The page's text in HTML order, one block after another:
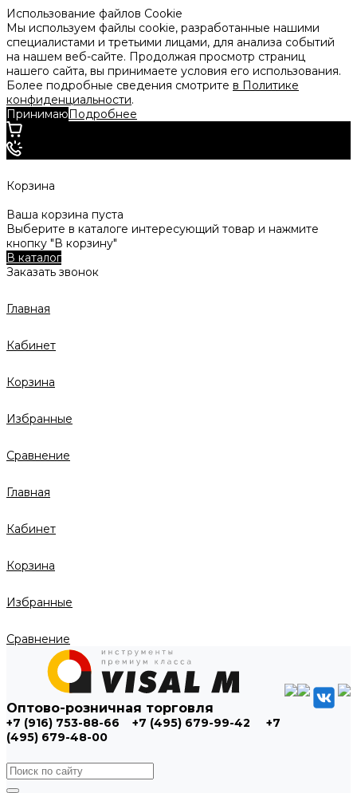
Использование файлов Cookie
Мы используем файлы cookie, разработанные нашими
специалистами и третьими лицами, для анализа событий
на нашем веб-сайте. Продолжая просмотр страниц
нашего сайта, вы принимаете условия его использования.
Более подробные сведения смотрите в Политике
конфиденциальности.
ПринимаюПодробнее
Корзина
Ваша корзина пуста
Выберите в каталоге интересующий товар и нажмите
кнопку "В корзину"
В каталог
Заказать звонок
Главная
Кабинет
Корзина
Избранные
Сравнение
Главная
Кабинет
Корзина
Избранные
Сравнение
Оптово-розничная торговля
+7 (916) 753-88-66 +7 (495) 679-99-42
+7
(495) 679-48-00